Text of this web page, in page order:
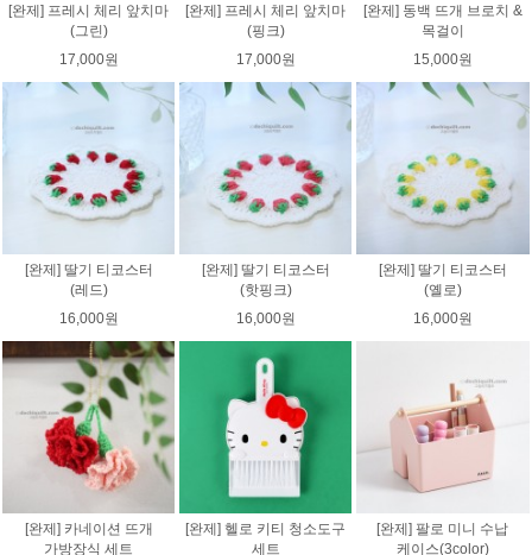
[완제] 프레시 체리 앞치마
(그린)
17,000원
[완제] 프레시 체리 앞치마
(핑크)
17,000원
[완제] 동백 뜨개 브로치 &
목걸이
15,000원
[완제] 딸기 티코스터
(레드)
16,000원
[완제] 딸기 티코스터
(핫핑크)
16,000원
[완제] 딸기 티코스터
(옐로)
16,000원
[완제] 카네이션 뜨개
가방장식 세트
[완제] 헬로 키티 청소도구
세트
[완제] 팔로 미니 수납
케이스(3color)